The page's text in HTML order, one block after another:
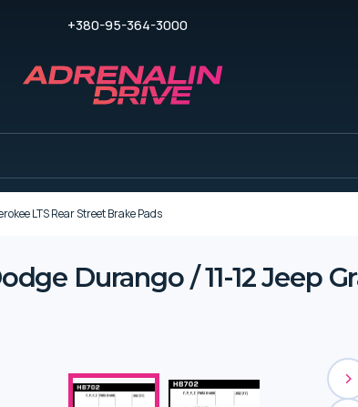
+380-95-364-3000
LTS Rear Street Brake Pads
Durango / 11-12 Jeep